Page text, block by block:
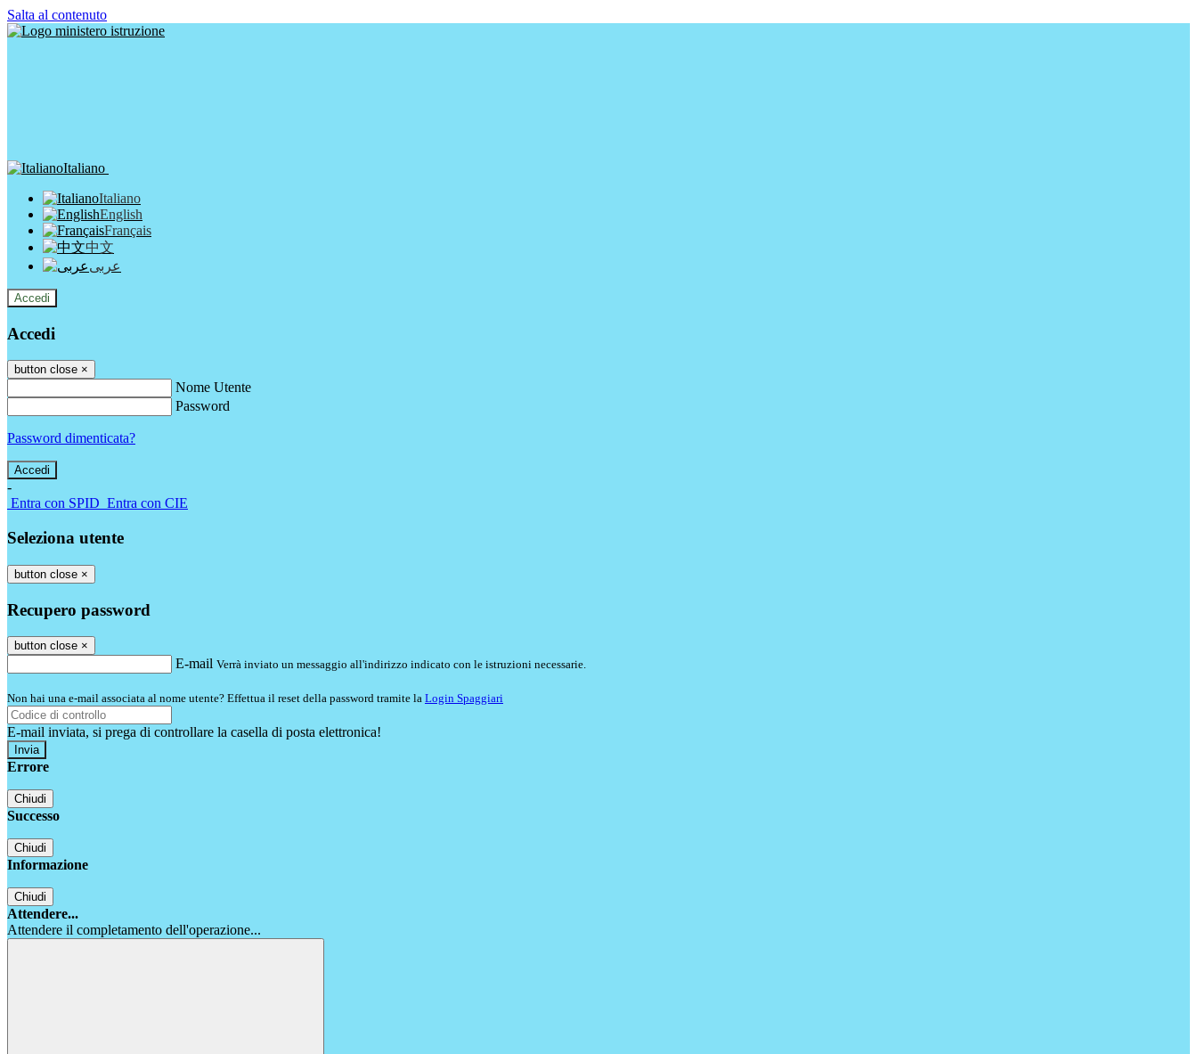
Salta al contenuto
Italiano
Italiano
English
Français
中文
عربى
Accedi
Accedi
button close ×
Nome Utente
Password
Password dimenticata?
-
Entra con SPID Entra con CIE
Seleziona utente
button close ×
Recupero password
button close ×
E-mail Verrà inviato un messaggio all'indirizzo indicato con le istruzioni necessarie.
Non hai una e-mail associata al nome utente? Effettua il reset della password tramite la Login Spaggiari
E-mail inviata, si prega di controllare la casella di posta elettronica!
Errore
Chiudi
Successo
Chiudi
Informazione
Chiudi
Attendere...
Attendere il completamento dell'operazione...